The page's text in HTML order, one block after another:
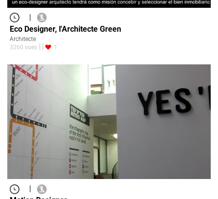
|
Eco Designer, l'Architecte Green
Architecte
3260 vues
1
|